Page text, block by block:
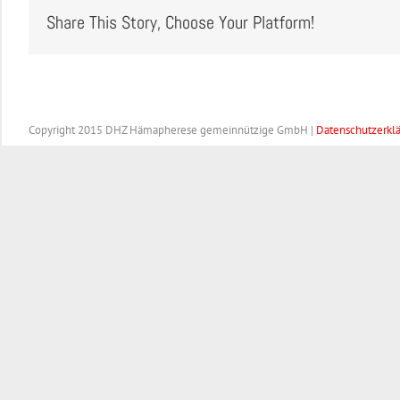
Share This Story, Choose Your Platform!
Copyright 2015 DHZ Hämapherese gemeinnützige GmbH |